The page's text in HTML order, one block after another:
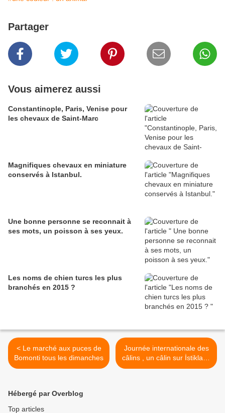
Partager
Vous aimerez aussi
Constantinople, Paris, Venise pour
les chevaux de Saint-Marc
Magnifiques chevaux en miniature
conservés à Istanbul.
Une bonne personne se reconnait à
ses mots, un poisson à ses yeux.
Les noms de chien turcs les plus
branchés en 2015 ?
< Le marché aux puces de
Bomonti tous les dimanches
Journée internationale des
câlins , un câlin sur İstiklal ?
>
Hébergé par Overblog
Top articles